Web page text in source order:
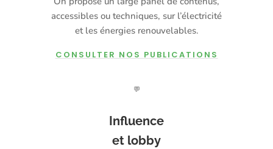
accessibles ou techniques, sur l’électricité
et les énergies renouvelables.
CONSULTER NOS PUBLICATIONS
💬
Influence
et lobby